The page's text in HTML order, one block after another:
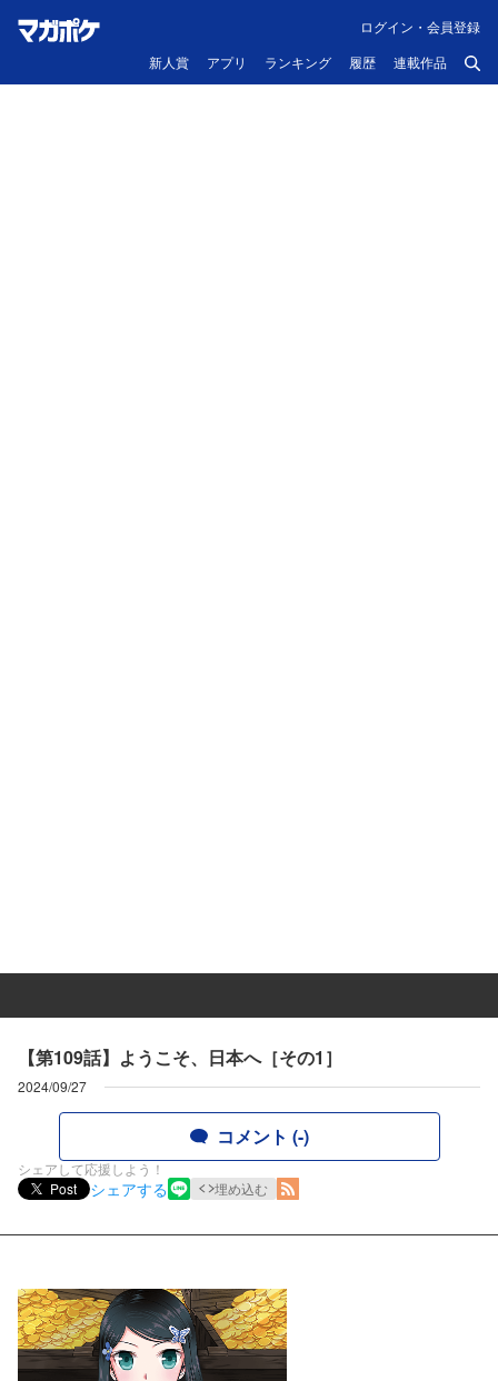
新人賞 アプリ ランキング 履歴 連載作品
ログイン・会員登録
【第109話】ようこそ、日本へ［その1］
2024/09/27
コメント (-)
シェアして応援しよう！
Post
シェアする 埋め込む